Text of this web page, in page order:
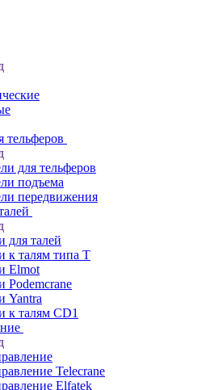
тельферов
для тельферов
подъема
передвижения
для талей
к талям типа Т
Elmot
Podemcrane
Yantra
к талям CD1
Telecrane
Elfatek